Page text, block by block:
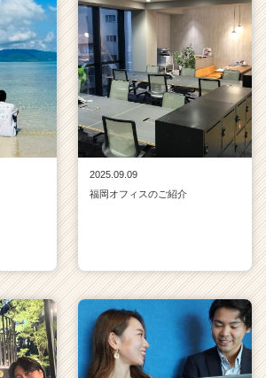
2025.09.09
福岡オフィスのご紹介